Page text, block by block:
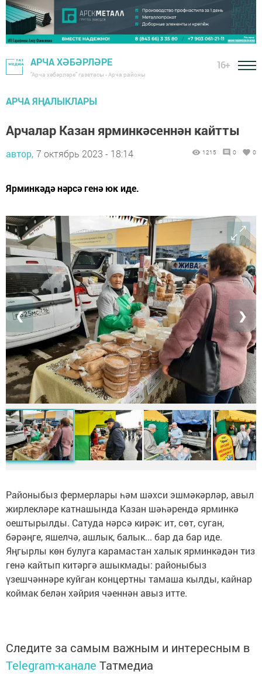
АРЧА ХӘБӘРЛӘРЕ
"Арча хәбәрләре" газетасы - Арча районы
16+
АРЧА ЯҢАЛЫКЛАРЫ
Арчалар Казан ярминкәсеннән кайтты
автор, 7 октябрь 2023 - 18:14 1215 0 0
Ярминкәдә нәрсә генә юк иде.
❮ ❯
Районыбыз фермерлары һәм шәхси эшмәкәрләр, авыл
жирлекләре катнашында Казан шәһәрендә ярминкә
оештырылды. Сатуда нәрсә кирәк: ит, сөт, суган,
бәрәңге, яшелчә, ашлык, балык... бар да бар иде.
Яңгырлы көн булуга карамастан халык ярминкәдән тиз
генә кайтып китәргә ашыкмады: районыбыз
үзешчәннәре куйган концертны тамаша кылды, кайнар
коймак белән хәйрия чәеннән авыз итте.
Следите за самым важным и интересным в
Telegram-канале Татмедиа